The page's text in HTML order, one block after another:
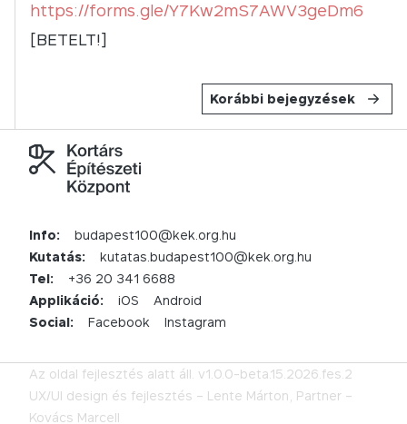
https://forms.gle/Y7Kw2mS7AWV3geDm6
[BETELT!]
Korábbi bejegyzések
Info:
budapest100@kek.org.hu
Kutatás:
kutatas.budapest100@kek.org.hu
Tel:
+36 20 341 6688
Applikáció:
iOS
Android
Social:
Facebook Instagram
Az oldal fejlesztés alatt áll. v1.0.0-beta.15.2026.fes.2
UX/UI design és fejlesztés – Lente Márton, Partner –
Kovács Marcell